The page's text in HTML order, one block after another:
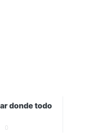
donde todo
0